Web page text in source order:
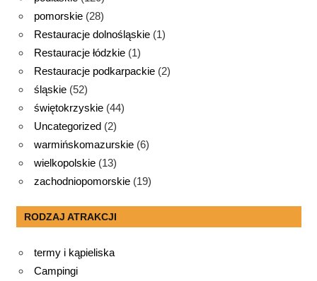
pomorskie (28)
Restauracje dolnośląskie (1)
Restauracje łódzkie (1)
Restauracje podkarpackie (2)
śląskie (52)
świętokrzyskie (44)
Uncategorized (2)
warmińskomazurskie (6)
wielkopolskie (13)
zachodniopomorskie (19)
RODZAJ ATRAKCJI
termy i kąpieliska
Campingi